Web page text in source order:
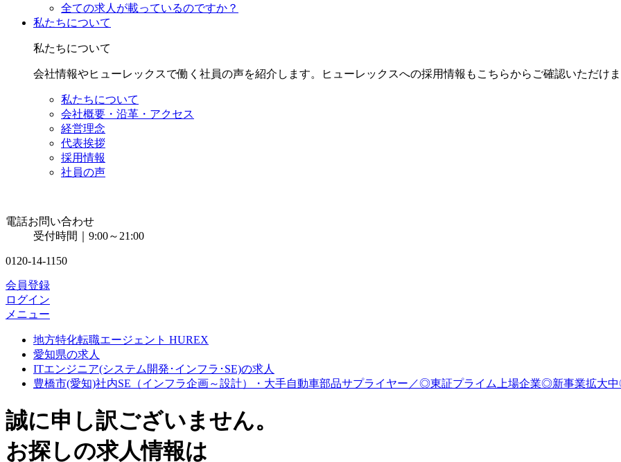
全ての求人が載っているのですか？
私たちについて
私たちについて
会社情報やヒューレックスで働く社員の声を紹介します。ヒューレックスへの採用情報もこちらからご確認いただけ
私たちについて
会社概要・沿革・アクセス
経営理念
代表挨拶
採用情報
社員の声
電話お問い合わせ
受付時間｜9:00～21:00
0120-14-1150
会員登録
ログイン
メニュー
地方特化転職エージェント HUREX
愛知県の求人
ITエンジニア(システム開発･インフラ･SE)の求人
豊橋市(愛知)社内SE（インフラ企画～設計）・大手自動車部品サプライヤー／◎東証プライム上場企業◎新事業拡大
誠に申し訳ございません。
お探しの求人情報は